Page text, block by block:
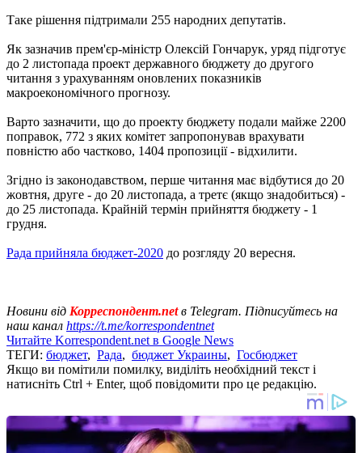
Таке рішення підтримали 255 народних депутатів.
Як зазначив прем'єр-міністр Олексій Гончарук, уряд підготує
до 2 листопада проект державного бюджету до другого
читання з урахуванням оновлених показників
макроекономічного прогнозу.
Варто зазначити, що до проекту бюджету подали майже 2200
поправок, 772 з яких комітет запропонував врахувати
повністю або частково, 1404 пропозиції - відхилити.
Згідно із законодавством, перше читання має відбутися до 20
жовтня, друге - до 20 листопада, а третє (якщо знадобиться) -
до 25 листопада. Крайній термін прийняття бюджету - 1
грудня.
Рада прийняла бюджет-2020 до розгляду 20 вересня.
Новини від Корреспондент.netв Telegram. Підписуйтесь на
наш канал https://t.me/korrespondentnet
Читайте Korrespondent.net в Google News
ТЕГИ: бюджет, Рада, бюджет Украины, Госбюджет
Якщо ви помітили помилку, виділіть необхідний текст і
натисніть Ctrl + Enter, щоб повідомити про це редакцію.